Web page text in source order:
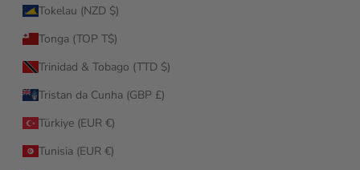
Tokelau (NZD $)
Tonga (TOP T$)
Trinidad & Tobago (TTD $)
Tristan da Cunha (GBP £)
Türkiye (EUR €)
Tunisia (EUR €)